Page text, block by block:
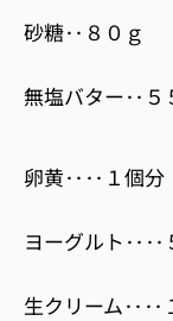
砂糖‥８０ｇ
無塩バター‥
卵黄‥‥１個分
ヨーグ
生クリーム‥‥